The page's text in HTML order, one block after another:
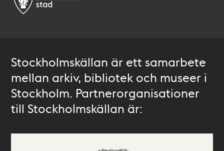
Stockholmskällan är ett samarbete
mellan arkiv, bibliotek och museer i
Stockholm. Partnerorganisationer
till Stockholmskällan är: